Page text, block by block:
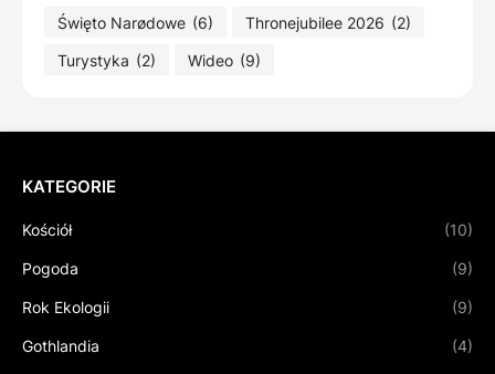
Święto Narødowe (6) Thronejubilee 2026 (2)
Turystyka (2) Wideo (9)
KATEGORIE
Kościół (10)
Pogoda (9)
Rok Ekologii (9)
Gothlandia (4)